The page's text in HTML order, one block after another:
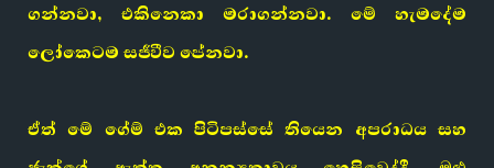
ගන්නවා, එකිනෙකා මරාගන්නවා. මේ හැමදේම
ලෝකෙටම සජීවීව පේනවා.
ඒත් මේ ගේම් එක පිටිපස්සේ තියෙන අපරාධය සහ